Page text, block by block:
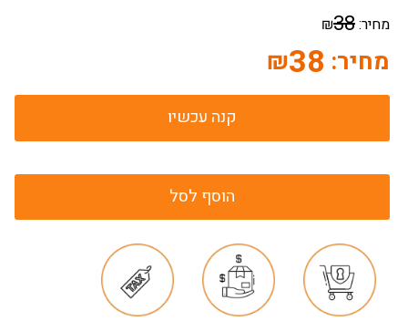
מחיר:38
₪
מחיר: 38
₪
קנה עכשיו
הוסף לסל